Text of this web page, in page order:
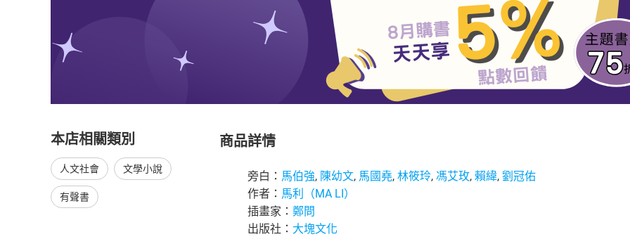
本店相關類別
人文社會 文學小說
有聲書
商品詳情
旁白： 馬伯強, 陳幼文, 馬國堯, 林筱玲, 馮艾玫, 賴緯, 劉冠佑
作者： 馬利（MA LI）
插畫家： 鄭問
出版社： 大塊文化